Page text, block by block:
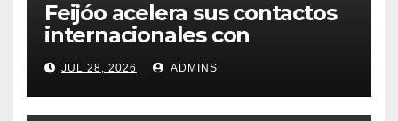
Feijóo acelera sus contactos
internacionales con
Latinoamérica como socio
prioritario en su agenda de
gobierno
JUL 28, 2026 ADMINS